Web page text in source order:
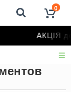
АКЦІЯ до
0